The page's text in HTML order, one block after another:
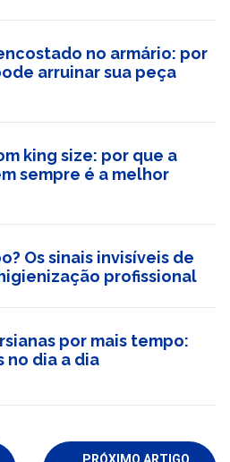
no armário: por
arruinar sua peça
king size: por que a
sempre é a melhor
Os sinais invisíveis de
profissional
por mais tempo:
no dia a dia